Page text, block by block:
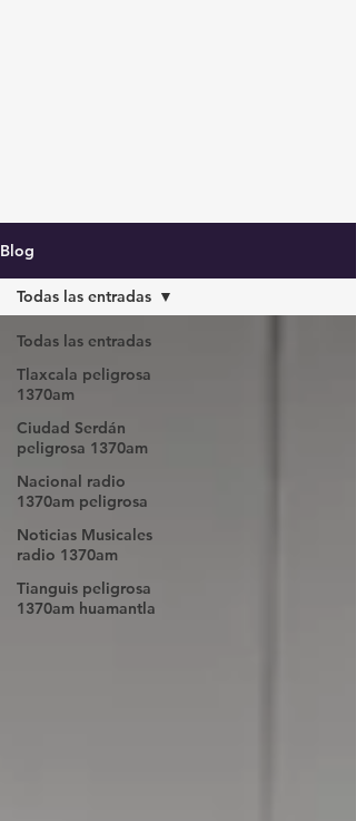
Blog
Todas las entradas
Tlaxcala peligrosa
1370am
Ciudad Serdán
peligrosa 1370am
Nacional radio
1370am peligrosa
Noticias Musicales
radio 1370am
Tianguis peligrosa
1370am huamantla
Todas las entradas